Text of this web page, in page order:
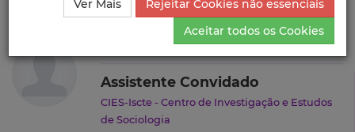
Orientações
João Loureiro
Assistente Convidado
CIES-Iscte - Centro de Investigação e Estudos
de Sociologia
Ver Mais
Rejeitar Cookies não essenciais
Aceitar todos os Cookies